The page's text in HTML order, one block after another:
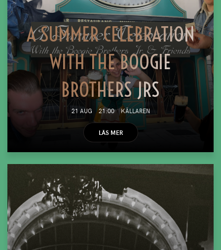
A SUMMER CELEBRATION
WITH THE BOOGIE
BROTHERS JRS
21 AUG 21:00 KÄLLAREN
LÄS MER